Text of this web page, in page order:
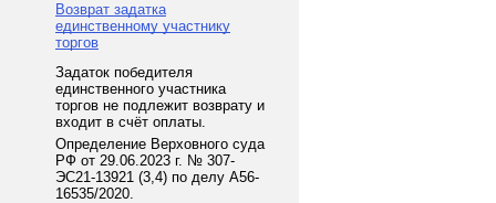
Возврат задатка
единственному участнику
торгов
Задаток победителя
единственного участника
торгов не подлежит возврату и
входит в счёт оплаты.
Определение Верховного суда
РФ от 29.06.2023 г. № 307-
ЭС21-13921 (3,4) по делу А56-
16535/2020.